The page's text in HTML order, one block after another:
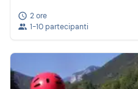
2 ore
1-10 partecipanti